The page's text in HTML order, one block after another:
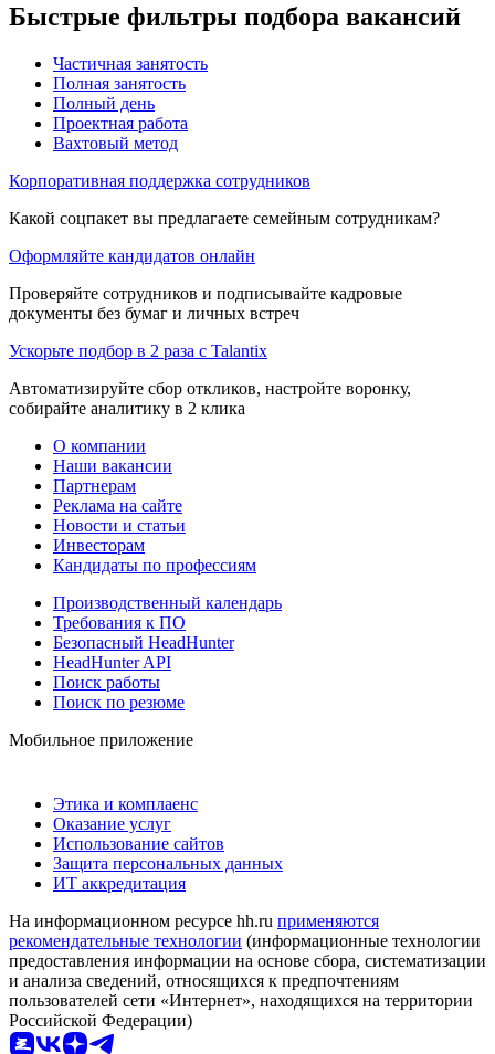
Быстрые фильтры подбора вакансий
Частичная занятость
Полная занятость
Полный день
Проектная работа
Вахтовый метод
Корпоративная поддержка сотрудников
Какой соцпакет вы предлагаете семейным сотрудникам?
Оформляйте кандидатов онлайн
Проверяйте сотрудников и подписывайте кадровые
документы без бумаг и личных встреч
Ускорьте подбор в 2 раза с Talantix
Автоматизируйте сбор откликов, настройте воронку,
собирайте аналитику в 2 клика
О компании
Наши вакансии
Партнерам
Реклама на сайте
Новости и статьи
Инвесторам
Кандидаты по профессиям
Производственный календарь
Требования к ПО
Безопасный HeadHunter
HeadHunter API
Поиск работы
Поиск по резюме
Мобильное приложение
Этика и комплаенс
Оказание услуг
Использование сайтов
Защита персональных данных
ИТ аккредитация
На информационном ресурсе hh.ru применяются
рекомендательные технологии (информационные технологии
предоставления информации на основе сбора, систематизации
и анализа сведений, относящихся к предпочтениям
пользователей сети «Интернет», находящихся на территории
Российской Федерации)